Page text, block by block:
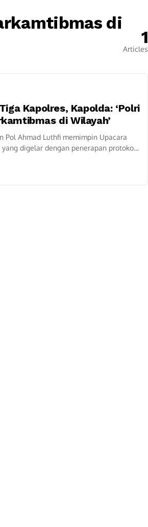
di
1
Articles
Kapolres, Kapolda: ‘Polri
di Wilayah’
Pol Ahmad Luthfi memimpin Upacara
yang digelar dengan penerapan protokol